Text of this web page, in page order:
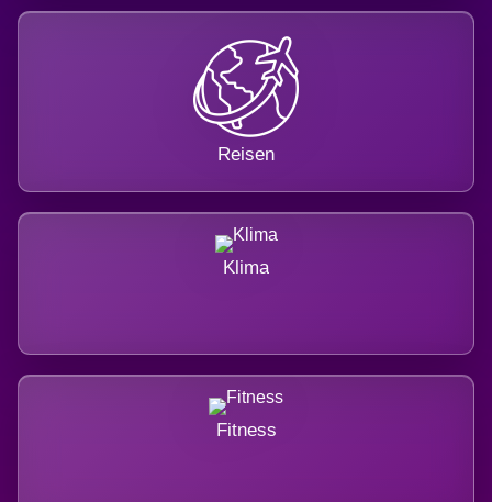
Reisen
Klima
Fitness